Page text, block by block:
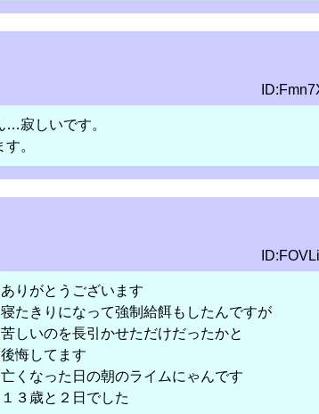
…寂しいです。
。
ありがとうございます
寝たきりになって強制給餌もしたんですが
苦しいのを長引かせただけだったかと
後悔してます
亡くなった日の朝のライムにゃんです
１３歳と２日でした